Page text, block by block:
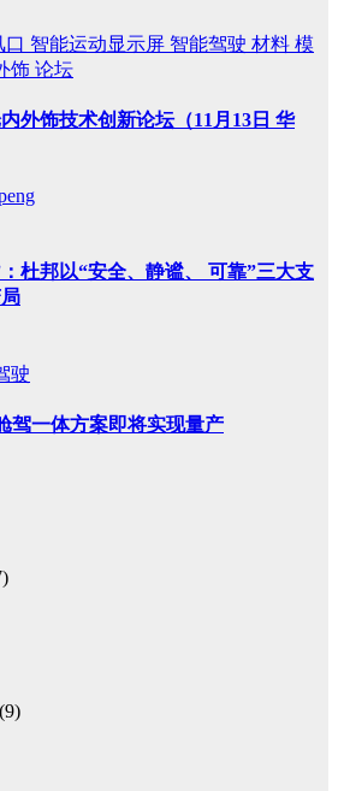
口 智能运动显示屏 智能驾驶 材料 模
饰 论坛
外饰技术创新论坛（11月13日 华
杜邦以“安全、静谧、 可靠”三大支
驶
驾一体方案即将实现量产
(9)